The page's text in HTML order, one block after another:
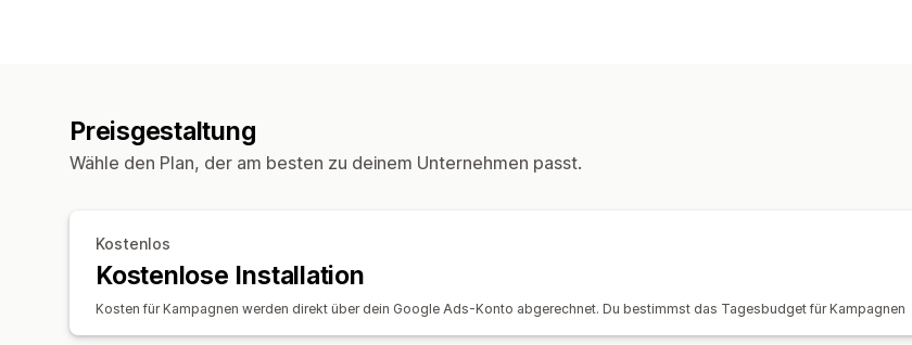
Dashboards Impressionszahlen
Preisgestaltung
Wähle den Plan, der am besten zu deinem Unternehmen passt.
Kostenlos
Kostenlose Installation
Kosten für Kampagnen werden direkt über dein Google Ads-Konto abgerechnet. Du bestimmst das Tagesbudget für Kampagnen